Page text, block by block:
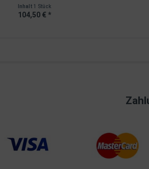
Inhalt 1 Stück
104,50 € *